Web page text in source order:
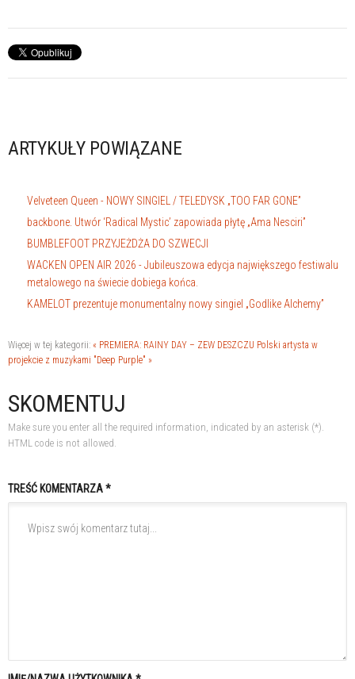
ARTYKUŁY POWIĄZANE
Velveteen Queen - NOWY SINGIEL / TELEDYSK „TOO FAR GONE”
backbone. Utwór ‘Radical Mystic’ zapowiada płytę „Ama Nesciri”
BUMBLEFOOT PRZYJEŻDŻA DO SZWECJI
WACKEN OPEN AIR 2026 - Jubileuszowa edycja największego festiwalu
metalowego na świecie dobiega końca.
KAMELOT prezentuje monumentalny nowy singiel „Godlike Alchemy”
Więcej w tej kategorii: « PREMIERA: RAINY DAY – ZEW DESZCZU Polski artysta w
projekcie z muzykami "Deep Purple" »
SKOMENTUJ
Make sure you enter all the required information, indicated by an asterisk (*).
HTML code is not allowed.
TREŚĆ KOMENTARZA *